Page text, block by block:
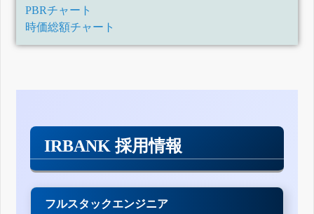
PBRチャート
時価総額チャート
IRBANK 採用情報
フルスタックエンジニア